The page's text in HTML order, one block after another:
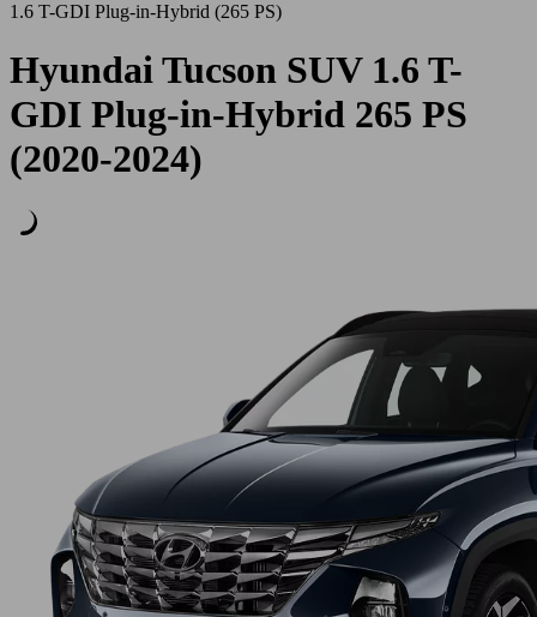
1.6 T-GDI Plug-in-Hybrid (265 PS)
Hyundai Tucson SUV 1.6 T-
GDI Plug-in-Hybrid 265 PS
(2020-2024)